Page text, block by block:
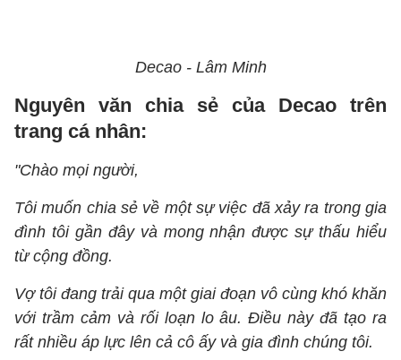
Decao - Lâm Minh
Nguyên văn chia sẻ của Decao trên
trang cá nhân:
"Chào mọi người,
Tôi muốn chia sẻ về một sự việc đã xảy ra trong gia
đình tôi gần đây và mong nhận được sự thấu hiểu
từ cộng đồng.
Vợ tôi đang trải qua một giai đoạn vô cùng khó khăn
với trầm cảm và rối loạn lo âu. Điều này đã tạo ra
rất nhiều áp lực lên cả cô ấy và gia đình chúng tôi.